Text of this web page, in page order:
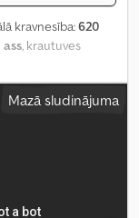
kravnesība:620
ass, krautuves
izmērs:13, riteņu
piekabes
Mazā sludinājuma